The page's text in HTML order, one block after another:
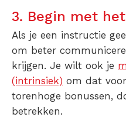
3. Begin met
Als je een instructie
om beter
krijgen. Je wilt ook je
(intrinsiek) om dat
torenhoge bonussen,
betrekken.